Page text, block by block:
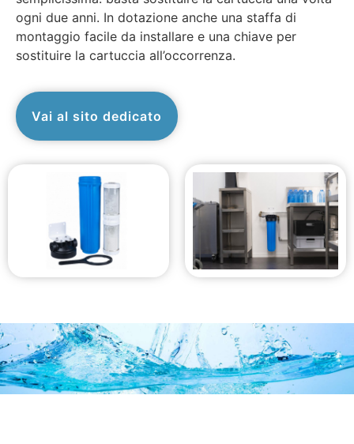
ogni due anni. In dotazione anche una staffa di
montaggio facile da installare e una chiave per
sostituire la cartuccia all’occorrenza.
Vai al sito dedicato